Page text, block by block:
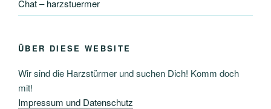
Chat – harzstuermer
ÜBER DIESE WEBSITE
Wir sind die Harzstürmer und suchen Dich! Komm doch
mit!
Impressum und Datenschutz